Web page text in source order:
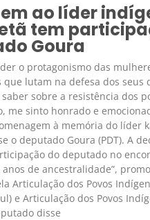
ao líder
tem
Goura
o protagonismo das
que lutam na defesa dos seus
sobre a resistência dos
me sinto honrado e
à memória do líder
o deputado Goura (PDT). A
do deputado no
anos de ancestralidade”,
Articulação dos Povos
e Articulação dos Povos
disse